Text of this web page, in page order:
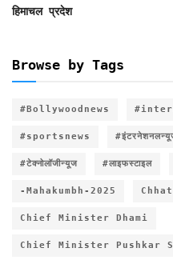
हिमाचल प्रदेश
Browse by Tags
#Bollywoodnews
#sportsnews
#टेक्नोलॉजीन्यूज #लाइफस्टाइल
-Mahakumbh-2025
Chief Minister Dhami
Chief Minister Pushkar